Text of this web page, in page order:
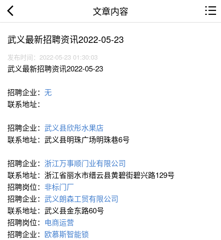
文章内容
武义最新招聘资讯2022-05-23
发布时间：2022-05-23 01:30:03
武义最新招聘资讯2022-05-23
招聘企业： 无
联系地址：
招聘企业： 武义县欣彤水果店
联系地址：武义县明珠广场明珠巷6号
招聘企业： 浙江万事顺门业有限公司
联系地址：浙江省丽水市缙云县黄碧街碧兴路129号
招聘岗位： 非标门厂
招聘企业： 武义朗森工贸有限公司
联系地址：武义县金东路60号
招聘岗位： 电商运营
招聘企业： 欧慕斯智能锁